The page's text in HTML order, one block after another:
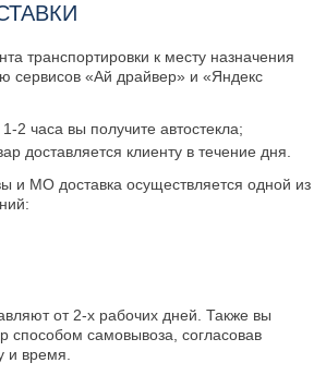
транспортировки к месту назначения
сервисов «Ай драйвер» и «Яндекс
2 часа вы получите автостекла;
доставляется клиенту в течение дня.
и МО доставка осуществляется одной из
от 2-х рабочих дней. Также вы
способом самовывоза, согласовав
и время.